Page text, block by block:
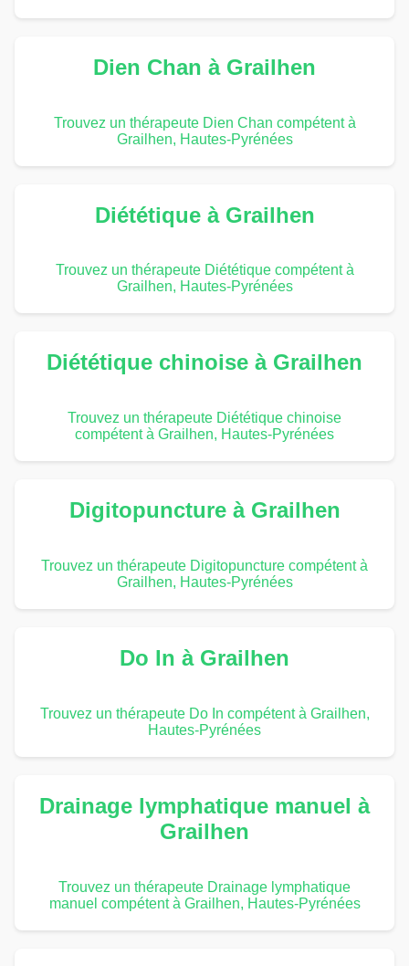
Dien Chan à Grailhen
Trouvez un thérapeute Dien Chan compétent à
Grailhen, Hautes-Pyrénées
Diététique à Grailhen
Trouvez un thérapeute Diététique compétent à
Grailhen, Hautes-Pyrénées
Diététique chinoise à Grailhen
Trouvez un thérapeute Diététique chinoise
compétent à Grailhen, Hautes-Pyrénées
Digitopuncture à Grailhen
Trouvez un thérapeute Digitopuncture compétent à
Grailhen, Hautes-Pyrénées
Do In à Grailhen
Trouvez un thérapeute Do In compétent à Grailhen,
Hautes-Pyrénées
Drainage lymphatique manuel à
Grailhen
Trouvez un thérapeute Drainage lymphatique
manuel compétent à Grailhen, Hautes-Pyrénées